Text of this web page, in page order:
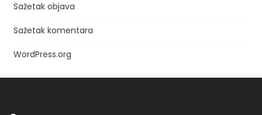
Sažetak objava
Sažetak komentara
WordPress.org